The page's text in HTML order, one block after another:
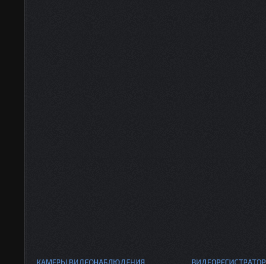
КАМЕРЫ ВИДЕОНАБЛЮДЕНИЯ